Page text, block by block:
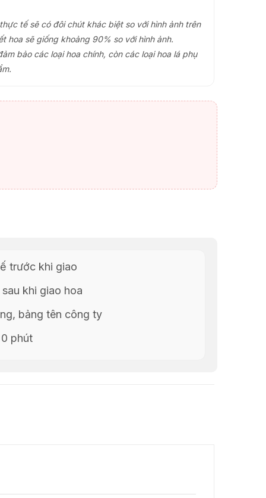
tế sẽ có đôi chút khác biệt so với hình ảnh trên
hoa sẽ giống khoảng 90% so với hình ảnh.
bảo các loại hoa chính, còn các loại hoa lá phụ
trước khi giao
khi giao hoa
bảng tên công ty
phút